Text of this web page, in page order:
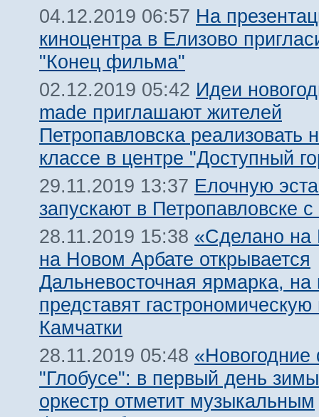
04.12.2019 06:57 На
киноцентра в Елизово
"Конец фильма"
02.12.2019 05:42 Идеи
made приглашают жителей
Петропавловска реализовать
классе в центре "Доступный
29.11.2019 13:37 Елочную
запускают в Петропавловске
28.11.2019 15:38 «Сделано на
на Новом Арбате открывается
Дальневосточная ярмарка, на
представят
Камчатки
28.11.2019 05:48
"Глобусе": в первый день
оркестр отметит музыкальным